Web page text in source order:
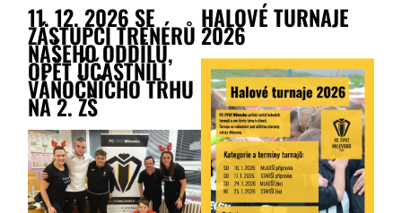
11. 12. 2026 SE
ZÁSTUPCI TRENÉRŮ
NAŠEHO ODDÍLU,
OPĚT ÚČASTNILI
VÁNOČNÍCHO TRHU
NA 2. ZŠ
HALOVÉ TURNAJE
2026